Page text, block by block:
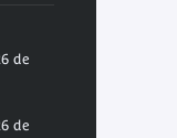
de
de